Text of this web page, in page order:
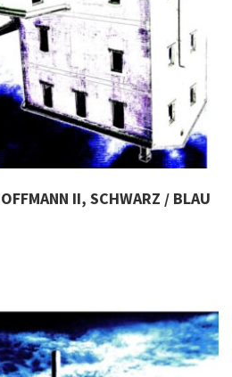
II, SCHWARZ / BLAU